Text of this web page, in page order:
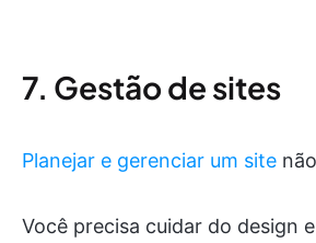
7. Gestão de sites
Planejar e gerenciar um site
Você precisa cuidar do design